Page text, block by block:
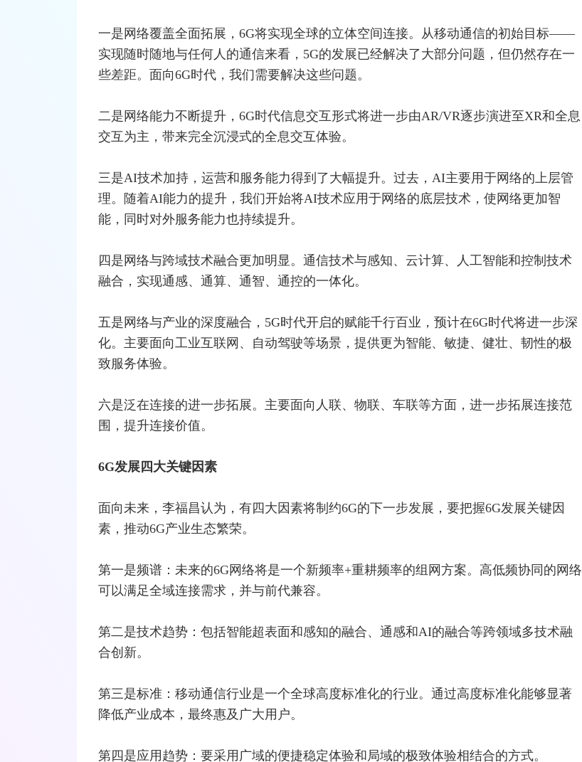
一是网络覆盖全面拓展，6G将实现全球的立体空间连接。从移动通信的初始目标——
实现随时随地与任何人的通信来看， 5G的发展已经解决了大部分问题，但仍然存在一
些差距。面向6G时代，我们需要解决这些问题。
二是网络能力不断提升，6G时代信息交互形式将进一步由AR/VR逐步演进至XR和全息
交互为主，带来完全沉浸式的全息交互体验。
三是AI技术加持，运营和服务能力得到了大幅提升。过去，AI主要用于网络的上层管
理。随着AI能力的提升，我们开始将AI技术应用于网络的底层技术，使网络更加智
能，同时对外服务能力也持续提升。
四是网络与跨域技术融合更加明显。通信技术与感知、云计算、人工智能和控制技术
融合，实现通感、通算、通智、通控的一体化。
五是网络与产业的深度融合，5G时代开启的赋能千行百业，预计在6G时代将进一步深
化。主要面向工业互联网 、自动驾驶等场景，提供更为智能、敏捷、健壮、韧性的极
致服务体验。
六是泛在连接的进一步拓展。主要面向人联、物联、车联等方面，进一步拓展连接范
围，提升连接价值。
6G发展四大关键因素
面向未来，李福昌认为，有四大因素将制约6G的下一步发展，要把握6G发展关键因
素，推动6G产业生态繁荣。
第一是频谱：未来的6G网络将是一个新频率+重耕频率的组网方案。高低频协同的网络
可以满足全域连接需求，并与前代兼容。
第二是技术趋势：包括智能超表面和感知的融合、通感和AI的融合等跨领域多技术融
合创新。
第三是标准：移动通信行业是一个全球高度标准化的行业。通过高度标准化能够显著
降低产业成本，最终惠及广大用户。
第四是应用趋势：要采用广域的便捷稳定体验和局域的极致体验相结合的方式。